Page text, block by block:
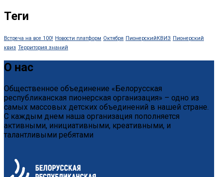
Теги
Встреча на все 100! Новости платформ Октября ПионерскийКВИЗ Пионерский
квиз Территория знаний
О нас
Общественное объединение «Белорусская
республиканская пионерская организация» – одно из
самых массовых детских объединений в нашей стране.
С каждым днем наша организация пополняется
активными, инициативными, креативными, и
талантливыми ребятами